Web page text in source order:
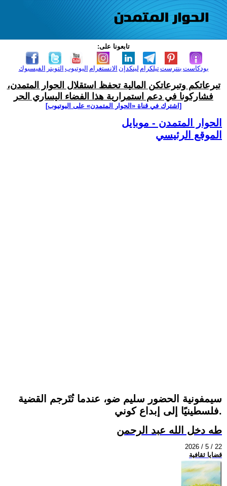
تابعونا على:
الفيسبوك التويتر اليوتيوب الانستغرام لينكدإن تيلكرامبنترست بودكاست
تبرعاتكم وتبرعاتكن المالية تحفظ استقلال الحوار المتمدن،
فشاركونا في دعم استمرارية هذا الفضاء اليساري الحر
[اشترك في قناة ‫«الحوار المتمدن» على اليوتيوب]
الحوار المتمدن - موبايل
الموقع الرئيسي
سيمفونية الحضور سليم ضو، عندما تُتَرجم القضية
فلسطينيًا إلى إبداع كوني.
طه دخل الله عبد الرحمن
2026 / 5 / 22
قضايا ثقافية